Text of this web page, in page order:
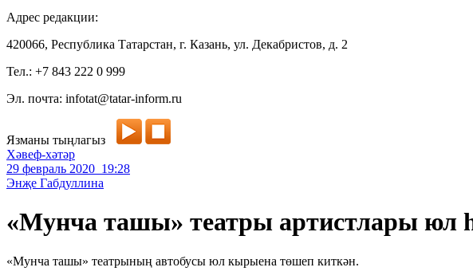
Адрес редакции:
420066, Республика Татарстан, г. Казань, ул. Декабристов, д. 2
Тел.: +7 843 222 0 999
Эл. почта: infotat@tatar-inform.ru
Язманы тыңлагыз
Хәвеф-хәтәр
29 февраль 2020 19:28
Энҗе Габдуллина
«Мунча ташы» театры артистлары юл
«Мунча ташы» театрының автобусы юл кырыена төшеп киткән.